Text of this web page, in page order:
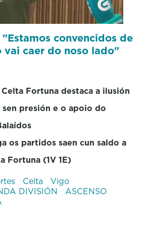
convencidos de
vai caer do noso lado"
Fortuna destaca a ilusión
presión e o apoio do
os partidos saen cun saldo a
Fortuna (1V 1E)
Celta
Vigo
DIVISIÓN
ASCENSO